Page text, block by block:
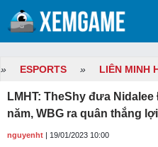
» ESPORTS » LIÊN MINH
LMHT: TheShy đưa
năm, WBG ra quân thắng lợi
nguyenht | 19/01/2023 10:00